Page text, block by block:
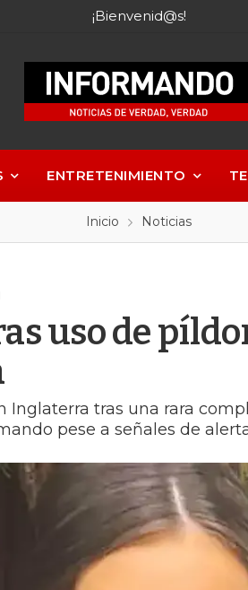
¡Bienvenid@s!
ENTRETENIMIENTO
Inicio Noticias
uso de
Inglaterra tras una rara
pese a señales de